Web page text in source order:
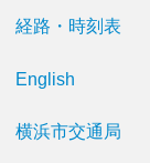
経路・時刻表
English
横浜市交通局